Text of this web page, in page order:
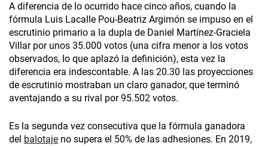
A diferencia de lo ocurrido hace cinco años, cuando la
fórmula Luis Lacalle Pou-Beatriz Argimón se impuso en el
escrutinio primario a la dupla de Daniel Martínez-Graciela
Villar por unos 35.000 votos (una cifra menor a los votos
observados, lo que aplazó la definición), esta vez la
diferencia era indescontable. A las 20.30 las proyecciones
de escrutinio mostraban un claro ganador, que terminó
aventajando a su rival por 95.502 votos.
Es la segunda vez consecutiva que la fórmula ganadora
del balotaje no supera el 50% de las adhesiones. En 2019,